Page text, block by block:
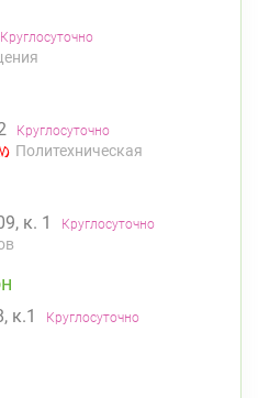
Круглосуточно
Круглосуточно
Политехническая
к. 1 Круглосуточно
к.1 Круглосуточно